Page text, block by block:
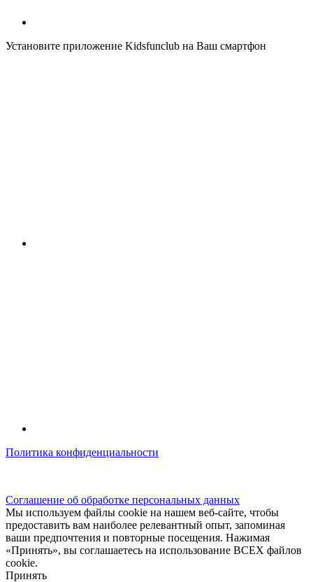
Установите приложение Kidsfunclub на Ваш смартфон
Политика конфиденциальности
Соглашение об обработке персональных данных
Мы используем файлы cookie на нашем веб-сайте, чтобы
предоставить вам наиболее релевантный опыт, запоминая
ваши предпочтения и повторные посещения. Нажимая
«Принять», вы соглашаетесь на использование ВСЕХ файлов
cookie.
Принять